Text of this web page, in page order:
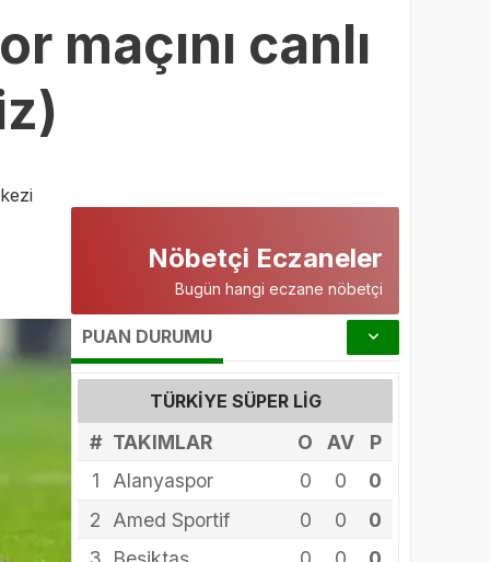
maçını canlı
Nöbetçi Eczaneler
Bugün hangi eczane nöbetçi
PUAN DURUMU
TÜRKIYE SÜPER LIG
# TAKIMLAR O AV
P
1
Alanyaspor 0 0
0
2
Amed Sportif 0 0
0